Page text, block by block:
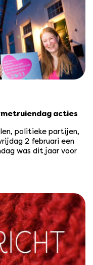
acties
politieke partijen,
2 februari een
was dit jaar voor